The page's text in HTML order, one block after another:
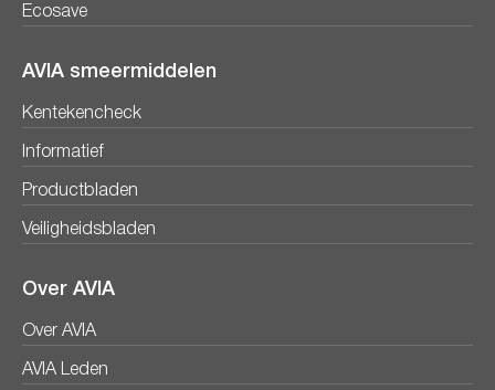
Ecosave
AVIA smeermiddelen
Kentekencheck
Informatief
Productbladen
Veiligheidsbladen
Over AVIA
Over AVIA
AVIA Leden